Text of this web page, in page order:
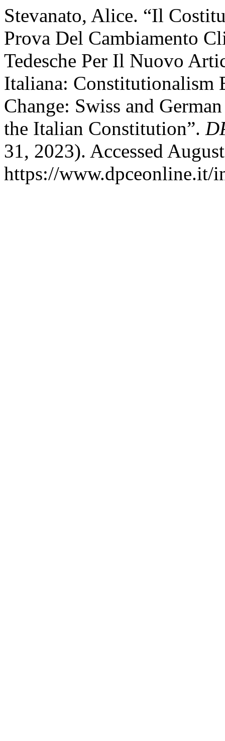
Stevanato, Alice. “Il
Prova Del Cambiamento
Tedesche Per Il Nuovo
Italiana: Constitutionalism
Change: Swiss and
the Italian Constitution”.
31, 2023). Accessed
https://www.dpceonline.it/